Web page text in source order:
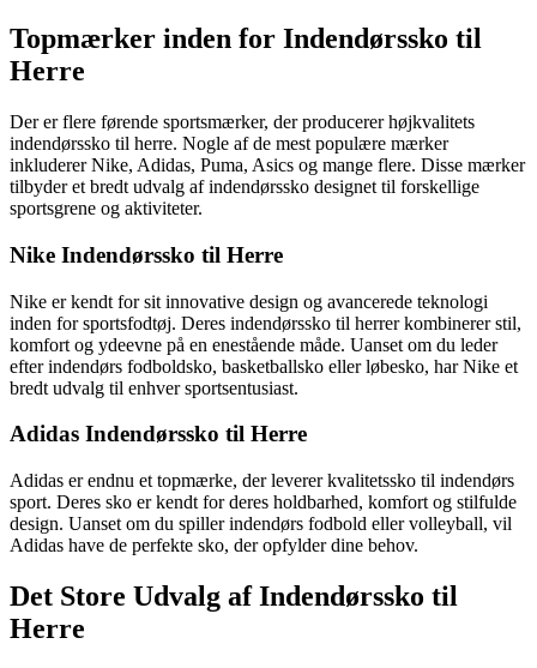
Topmærker inden for Indendørssko til
Herre
Der er flere førende sportsmærker, der producerer højkvalitets
indendørssko til herre. Nogle af de mest populære mærker
inkluderer Nike, Adidas, Puma, Asics og mange flere. Disse mærker
tilbyder et bredt udvalg af indendørssko designet til forskellige
sportsgrene og aktiviteter.
Nike Indendørssko til Herre
Nike er kendt for sit innovative design og avancerede teknologi
inden for sportsfodtøj. Deres indendørssko til herrer kombinerer stil,
komfort og ydeevne på en enestående måde. Uanset om du leder
efter indendørs fodboldsko, basketballsko eller løbesko, har Nike et
bredt udvalg til enhver sportsentusiast.
Adidas Indendørssko til Herre
Adidas er endnu et topmærke, der leverer kvalitetssko til indendørs
sport. Deres sko er kendt for deres holdbarhed, komfort og stilfulde
design. Uanset om du spiller indendørs fodbold eller volleyball, vil
Adidas have de perfekte sko, der opfylder dine behov.
Det Store Udvalg af Indendørssko til
Herre